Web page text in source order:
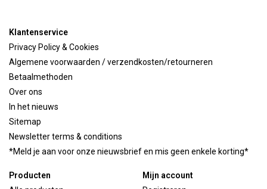
Klantenservice
Privacy Policy & Cookies
Algemene voorwaarden / verzendkosten/retourneren
Betaalmethoden
Over ons
In het nieuws
Sitemap
Newsletter terms & conditions
*Meld je aan voor onze nieuwsbrief en mis geen enkele korting*
Producten
Mijn account